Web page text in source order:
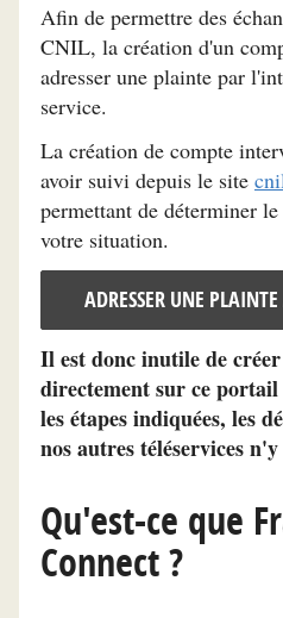
Afin de permettre des
CNIL, la création d'un
adresser une plainte par
service.
La création de compte
avoir suivi depuis le site
permettant de déterminer
votre situation.
ADRESSER UNE
Il est donc inutile de
directement sur ce portail
les étapes indiquées, les
nos autres téléservices
Qu'est-ce que
Connect ?